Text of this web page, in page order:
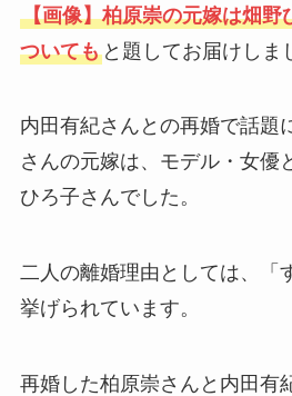
【画像】柏原崇の元嫁は畑野
ついてもと題してお届けしま
内田有紀さんとの再婚で話題
さんの元嫁は、モデル・女優
ひろ子さんでした。
二人の離婚理由としては、「
挙げられています。
再婚した柏原崇さんと内田有